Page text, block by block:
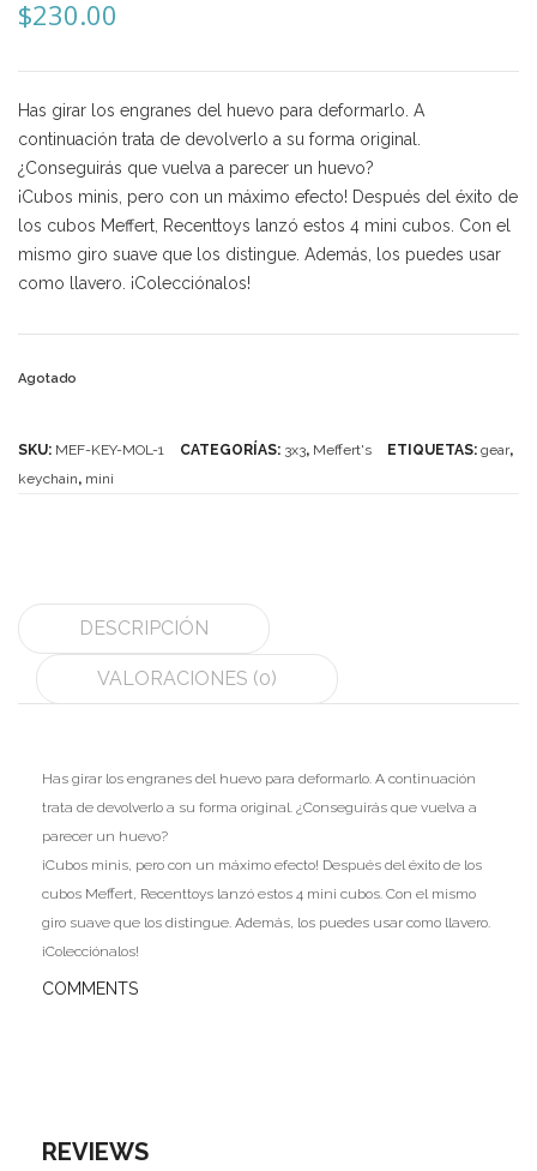
Mozhi
Okamoto
Quick Finger
Very Puzzle
Meffert’s
QiYi/MoFangGe
ShengShou
YanCheng
YuXin
Z-Cube
Stickers
$230.00
Has girar los engranes del huevo para deformarlo. A
continuación trata de devolverlo a su forma original.
¿Conseguirás que vuelva a parecer un huevo?
¡Cubos minis, pero con un máximo efecto! Después del éxito de
los cubos Meffert, Recenttoys lanzó estos 4 mini cubos. Con el
mismo giro suave que los distingue. Además, los puedes usar
como llavero. ¡Colecciónalos!
Agotado
SKU: MEF-KEY-MOL-1 CATEGORÍAS: 3x3, Meffert's ETIQUETAS: gear,
keychain, mini
DESCRIPCIÓN
VALORACIONES (0)
Has girar los engranes del huevo para deformarlo. A continuación
trata de devolverlo a su forma original. ¿Conseguirás que vuelva a
parecer un huevo?
¡Cubos minis, pero con un máximo efecto! Después del éxito de los
cubos Meffert, Recenttoys lanzó estos 4 mini cubos. Con el mismo
giro suave que los distingue. Además, los puedes usar como llavero.
¡Colecciónalos!
COMMENTS
REVIEWS